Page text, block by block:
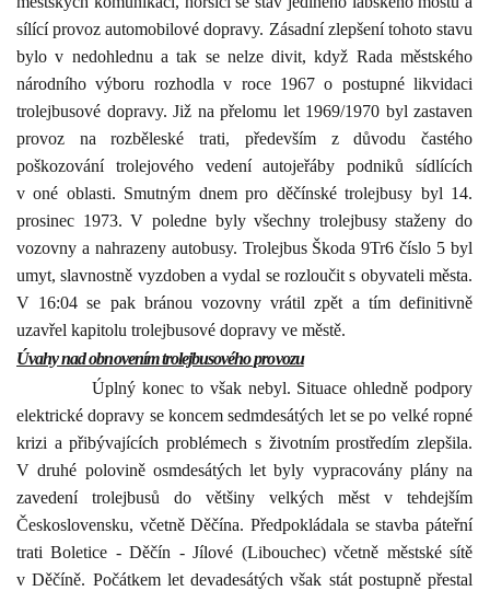
sílící provoz automobilové dopravy. Zásadní zlepšení tohoto stavu
bylo v nedohlednu a tak se nelze divit, když Rada městského
národního výboru rozhodla v roce 1967 o postupné likvidaci
trolejbusové dopravy. Již na přelomu let 1969/1970 byl zastaven
provoz na rozběleské trati, především z důvodu častého
poškozování trolejového vedení autojeřáby podniků sídlících
v oné oblasti. Smutným dnem pro děčínské trolejbusy byl 14.
prosinec 1973. V poledne byly všechny trolejbusy staženy do
vozovny a nahrazeny autobusy. Trolejbus Škoda 9Tr6 číslo 5 byl
umyt, slavnostně vyzdoben a vydal se rozloučit s obyvateli města.
V 16:04 se pak bránou vozovny vrátil zpět a tím definitivně
uzavřel kapitolu trolejbusové dopravy ve městě.
Úvahy nad obnovením trolejbusového provozu
Úplný konec to však nebyl. Situace ohledně podpory
elektrické dopravy se koncem sedmdesátých let se po velké ropné
krizi a přibývajících problémech s životním prostředím zlepšila.
V druhé polovině osmdesátých let byly vypracovány plány na
zavedení trolejbusů do většiny velkých měst v tehdejším
Československu, včetně Děčína. Předpokládala se stavba páteřní
trati Boletice - Děčín - Jílové (Libouchec) včetně městské sítě
v Děčíně. Počátkem let devadesátých však stát postupně přestal